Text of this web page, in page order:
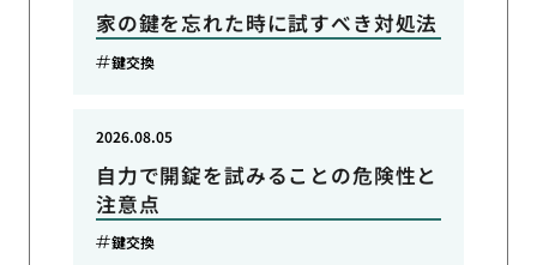
家の鍵を忘れた時に試すべき対処法
鍵交換
自力で開錠を試みることの危険性と
注意点
2026.08.05
鍵交換